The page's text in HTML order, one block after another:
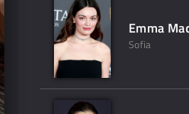
Emma
Sofia